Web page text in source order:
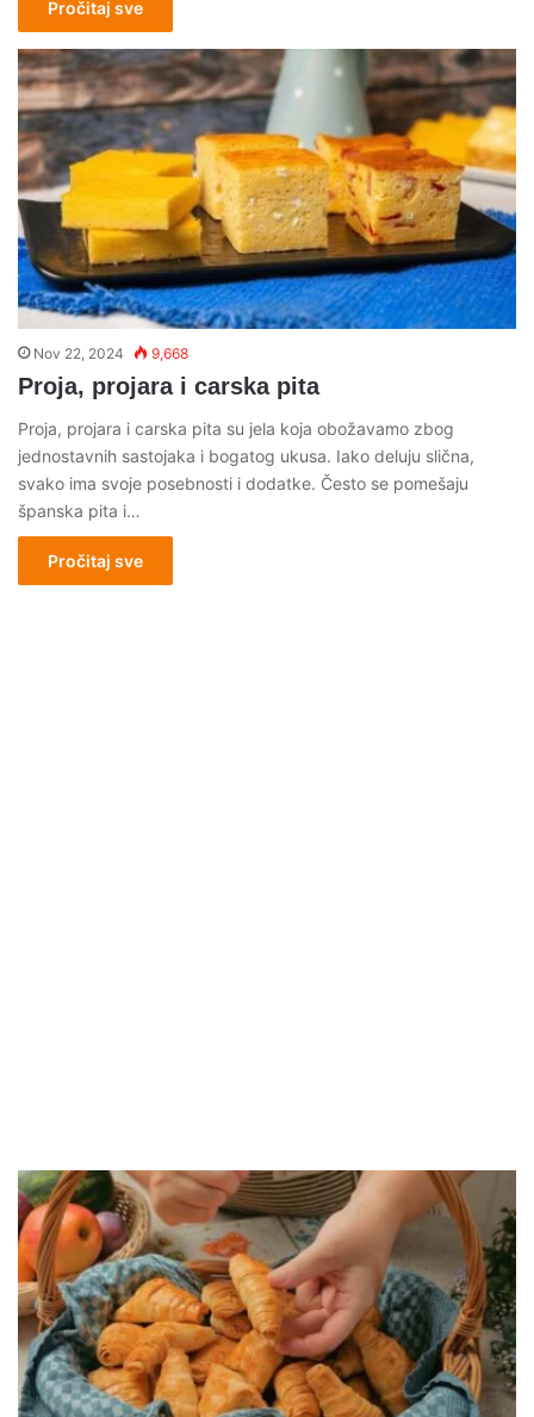
Pročitaj sve
Nov 22, 2024 9,668
Proja, projara i carska pita
Proja, projara i carska pita su jela koja obožavamo zbog
jednostavnih sastojaka i bogatog ukusa. Iako deluju slična,
svako ima svoje posebnosti i dodatke. Često se pomešaju
španska pita i…
Pročitaj sve